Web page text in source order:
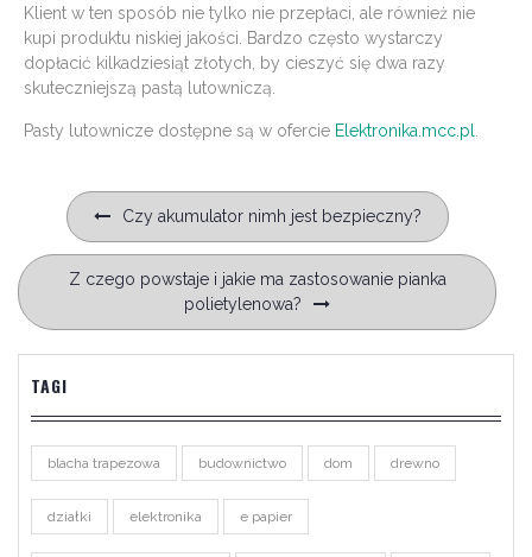
Klient w ten sposób nie tylko nie przepłaci, ale również nie
kupi produktu niskiej jakości. Bardzo często wystarczy
dopłacić kilkadziesiąt złotych, by cieszyć się dwa razy
skuteczniejszą pastą lutowniczą.
Pasty lutownicze dostępne są w ofercie Elektronika.mcc.pl
Nawigacja
Czy akumulator nimh jest bezpieczny?
Z czego powstaje i jakie ma zastosowanie pianka
polietylenowa?
TAGI
blacha trapezowa budownictwo dom drewno
działki elektronika e papier